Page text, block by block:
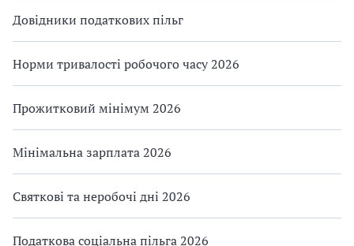
Довідники податкових пільг
Норми тривалості робочого часу 2026
Прожитковий мінімум 2026
Мінімальна зарплата 2026
Святкові та неробочі дні 2026
Податкова соціальна пільга 2026